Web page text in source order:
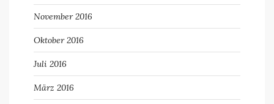
November 2016
Oktober 2016
Juli 2016
März 2016